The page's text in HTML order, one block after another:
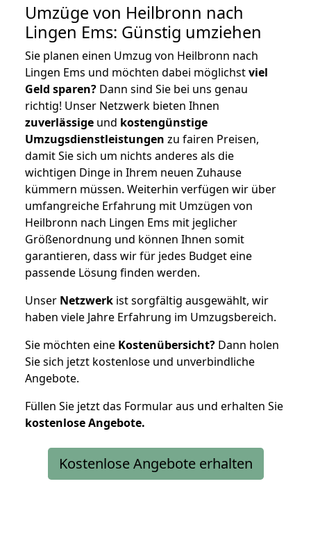
Umzüge von Heilbronn nach
Lingen Ems: Günstig umziehen
Sie planen einen Umzug von Heilbronn nach
Lingen Ems und möchten dabei möglichstviel
Geld sparen? Dann sind Sie bei uns genau
richtig! Unser Netzwerk bieten Ihnen
zuverlässige und kostengünstige
Umzugsdienstleistungen zu fairen Preisen,
damit Sie sich um nichts anderes als die
wichtigen Dinge in Ihrem neuen Zuhause
kümmern müssen. Weiterhin verfügen wir über
umfangreiche Erfahrung mit Umzügen von
Heilbronn nach Lingen Ems mit jeglicher
Größenordnung und können Ihnen somit
garantieren, dass wir für jedes Budget eine
passende Lösung finden werden.
Unser Netzwerk ist sorgfältig ausgewählt, wir
haben viele Jahre Erfahrung im Umzugsbereich.
Sie möchten eine Kostenübersicht? Dann holen
Sie sich jetzt kostenlose und unverbindliche
Angebote.
Füllen Sie jetzt das Formular aus und erhalten Sie
kostenloseAngebote.
Kostenlose Angebote erhalten